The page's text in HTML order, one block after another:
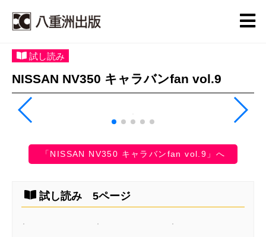
試し読み
NISSAN NV350 キャラバンfan vol.9
「NISSAN NV350 キャラバンfan vol.9」へ
試し読み 5ページ